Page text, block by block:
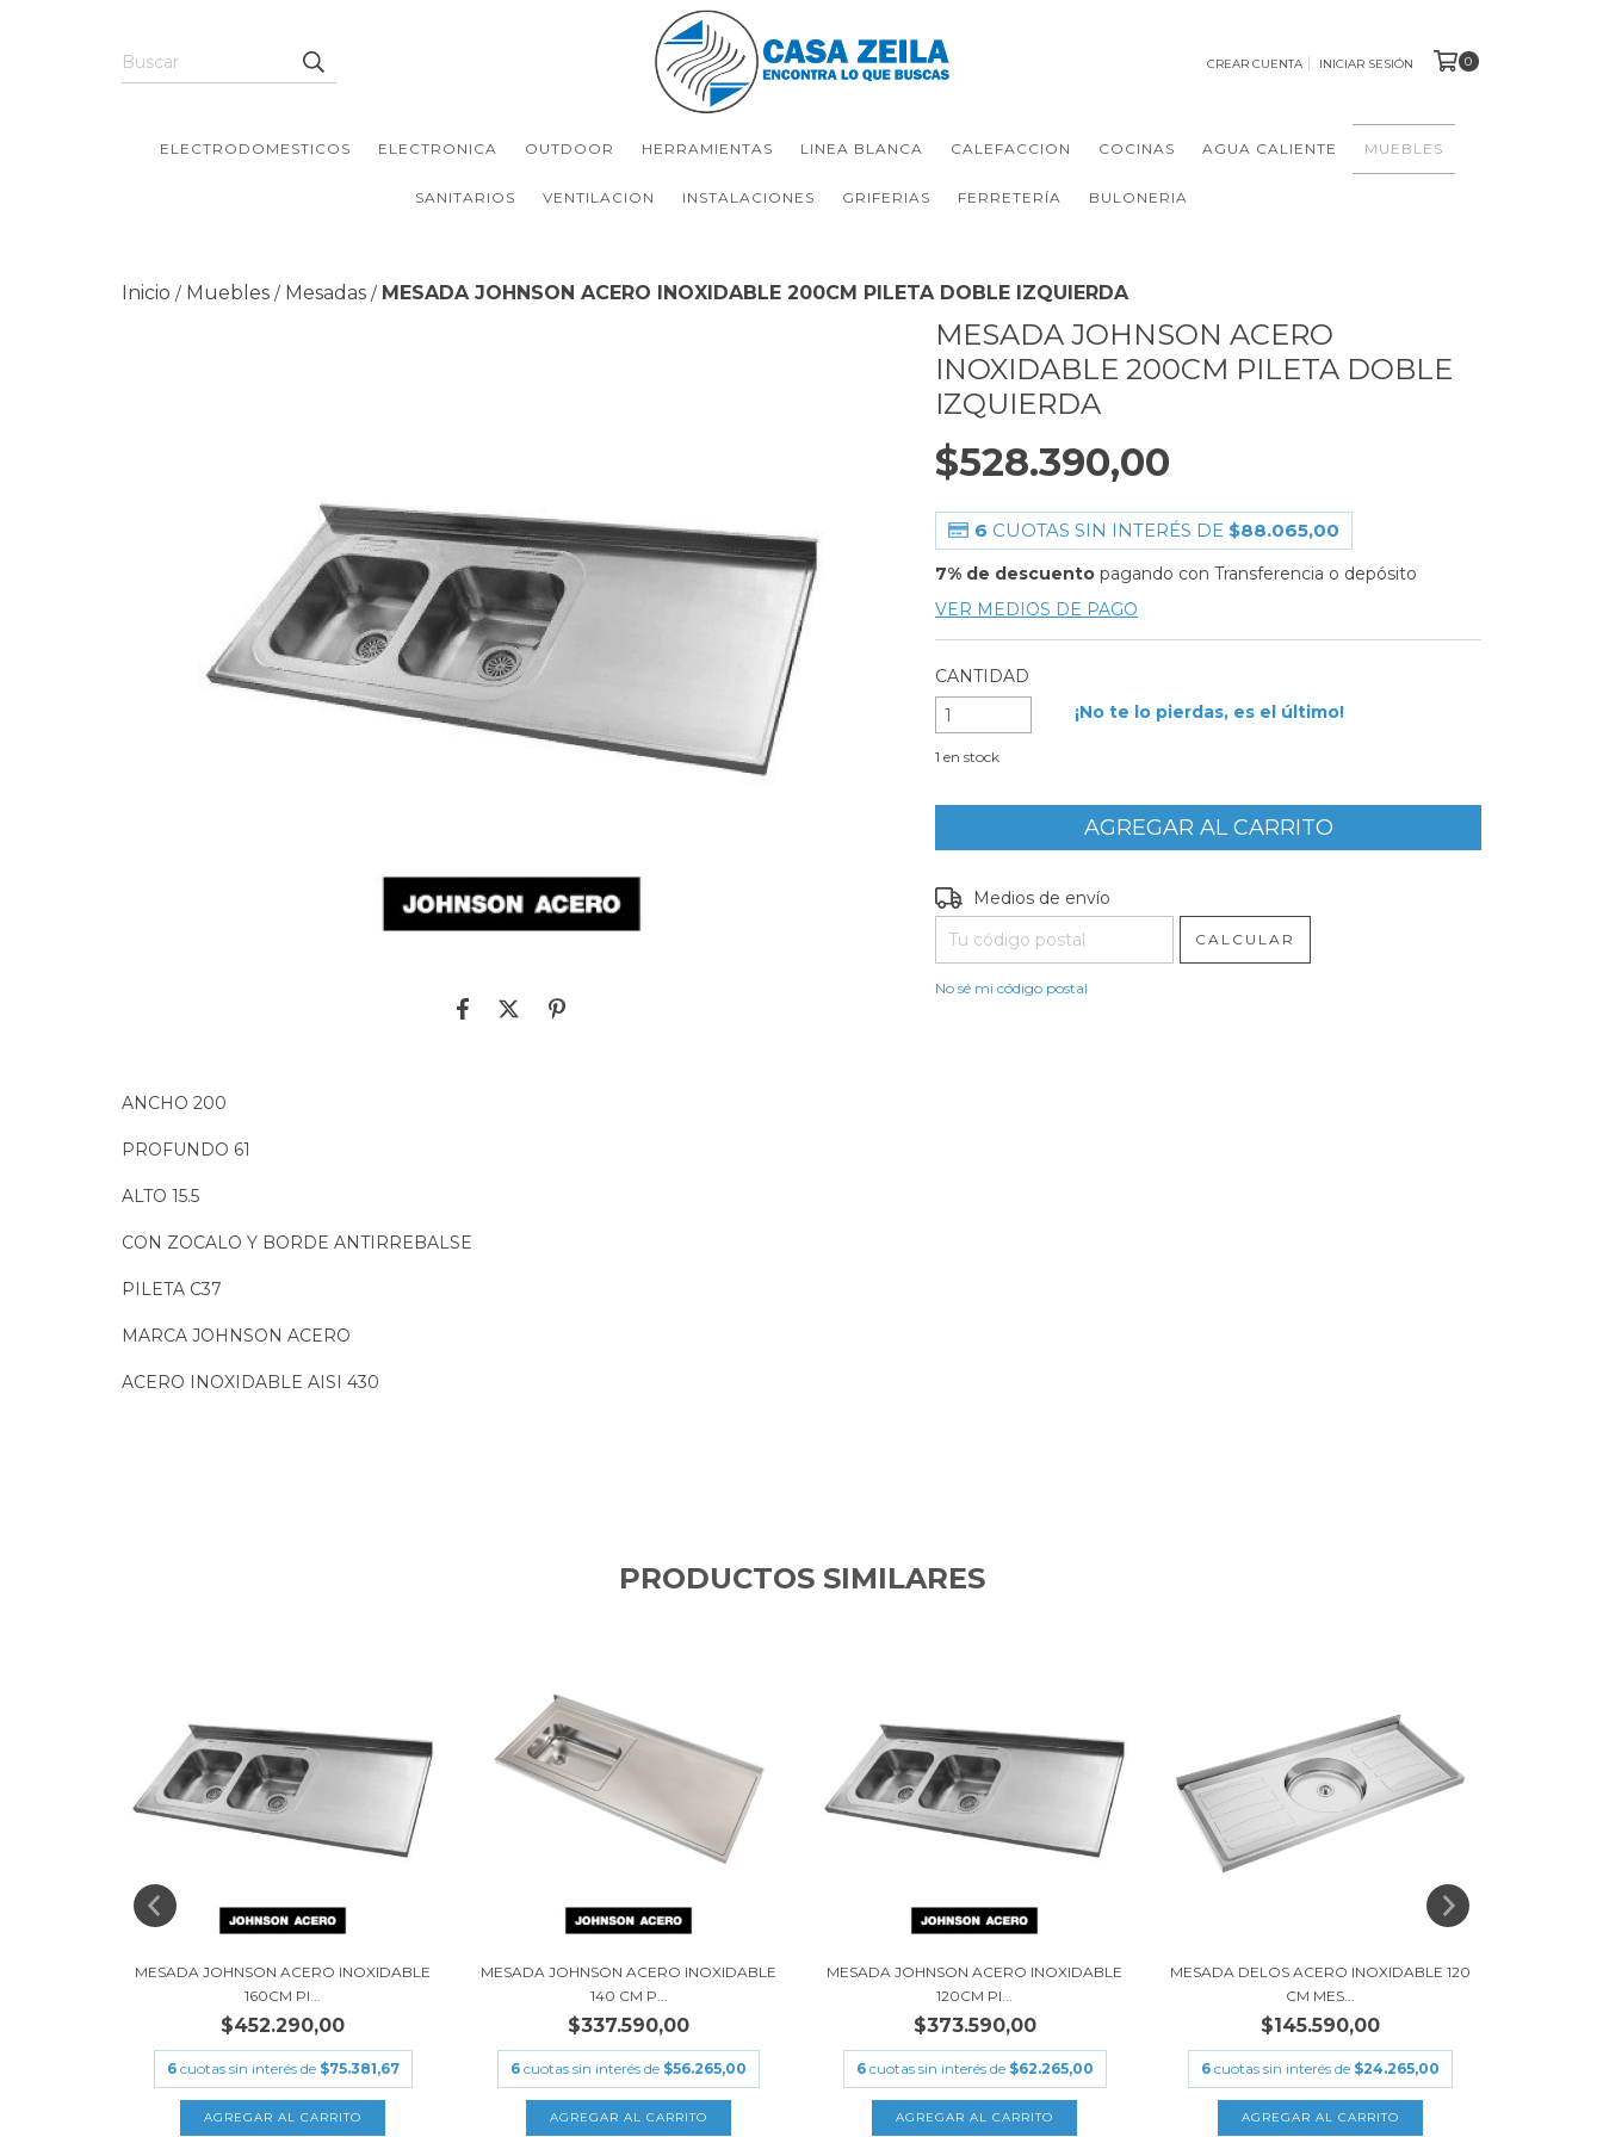
CREAR CUENTA INICIAR SESIÓN 0
ELECTRODOMESTICOS ELECTRONICA OUTDOOR HERRAMIENTAS LINEA BLANCA CALEFACCION COCINAS AGUA CALIENTE MUEBLES
SANITARIOS VENTILACION INSTALACIONES GRIFERIAS FERRETERÍA BULONERIA
Inicio / Muebles / Mesadas / MESADA JOHNSON ACERO INOXIDABLE 200CM PILETA DOBLE IZQUIERDA
ANCHO 200
PROFUNDO 61
ALTO 15.5
CON ZOCALO Y BORDE ANTIRREBALSE
PILETA C37
MARCA JOHNSON ACERO
ACERO INOXIDABLE AISI 430
MESADA JOHNSON ACERO
INOXIDABLE 200CM PILETA DOBLE
IZQUIERDA
$528.390,00
6 CUOTAS SIN INTERÉS DE $88.065,00
7% de descuento pagando con Transferencia o depósito
VER MEDIOS DE PAGO
CANTIDAD
1 en stock
¡No te lo pierdas, es el último!
Entregas para el CP:
Medios de envío
CALCULAR
No sé mi código postal
PRODUCTOS SIMILARES
MESADA JOHNSON ACERO INOXIDABLE
160CM PI...
$452.290,00
6 cuotas sin interés de $75.381,67
MESADA JOHNSON ACERO INOXIDABLE
140 CM P...
$337.590,00
6 cuotas sin interés de $56.265,00
MESADA JOHNSON ACERO INOXIDABLE
120CM PI...
$373.590,00
6 cuotas sin interés de $62.265,00
MESADA DELOS ACERO INOXIDABLE 120
CM MES...
$145.590,00
6 cuotas sin interés de $24.265,00